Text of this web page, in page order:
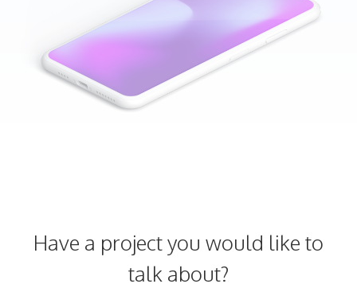
Have a project you would like to
talk about?